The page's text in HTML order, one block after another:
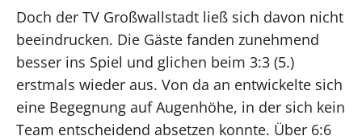
Doch der TV Großwallstadt ließ sich davon nicht
beeindrucken. Die Gäste fanden zunehmend
besser ins Spiel und glichen beim 3:3 (5.)
erstmals wieder aus. Von da an entwickelte sich
eine Begegnung auf Augenhöhe, in der sich kein
Team entscheidend absetzen konnte. Über 6:6